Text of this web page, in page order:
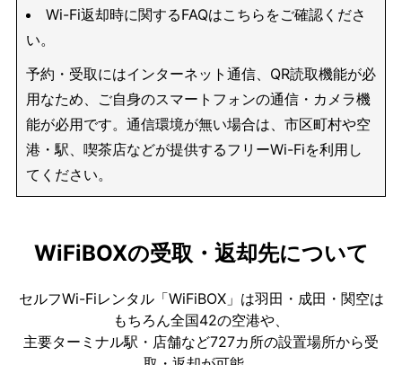
Wi-Fi返却時に関するFAQはこちらをご確認くださ
い。
予約・受取にはインターネット通信、QR読取機能が必
用なため、ご自身のスマートフォンの通信・カメラ機
能が必用です。通信環境が無い場合は、市区町村や空
港・駅、喫茶店などが提供するフリーWi-Fiを利用し
てください。
WiFiBOXの受取・返却先について
セルフWi-Fiレンタル「WiFiBOX」は羽田・成田・関空は
もちろん全国42の空港や、
主要ターミナル駅・店舗など727カ所の設置場所から受